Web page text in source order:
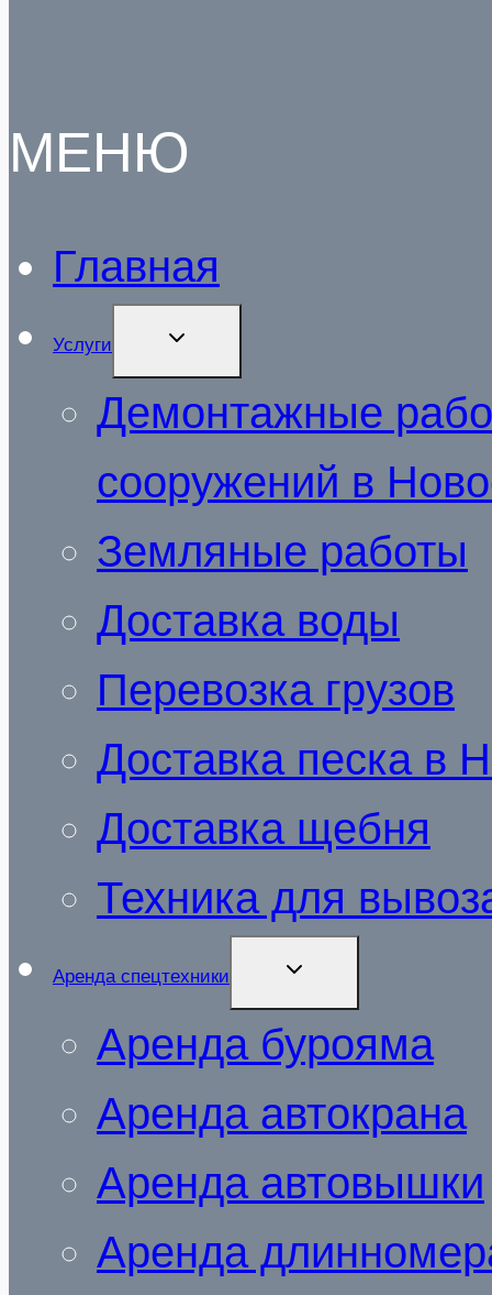
МЕНЮ
Главная
Услуги
РАЗВЕРНУТЬ
МЕНЮ
Демонтажные
сооружений в
Земляные работы
Доcтавка воды
Перевозка грузов
Доставка песка в
Доставка щебня
Техника для
Аренда спецтехники
РАЗВЕРНУТЬ
МЕНЮ
Аренда бурояма
Аренда автокрана
Аренда автовышки
Аренда